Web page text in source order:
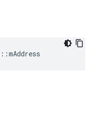
::mAddress